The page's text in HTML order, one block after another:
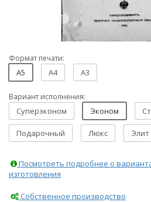
Формат печати:
A5 A4 A3
Вариант исполнения:
Суперэконом Эконом
Подарочный Люкс Элит
Посмотреть подробнее о
изготовления
Собственное производство